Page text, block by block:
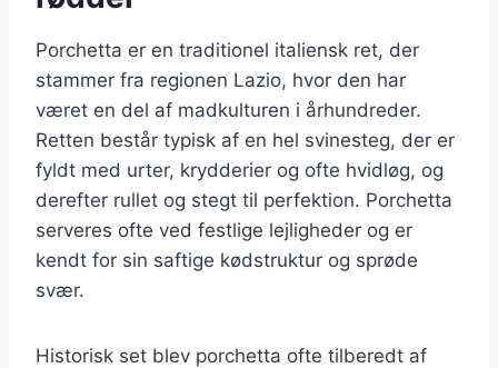
Porchetta er en traditionel italiensk ret, der
stammer fra regionen Lazio, hvor den har
været en del af madkulturen i århundreder.
Retten består typisk af en hel svinesteg, der er
fyldt med urter, krydderier og ofte hvidløg, og
derefter rullet og stegt til perfektion. Porchetta
serveres ofte ved festlige lejligheder og er
kendt for sin saftige kødstruktur og sprøde
svær.
Historisk set blev porchetta ofte tilberedt af